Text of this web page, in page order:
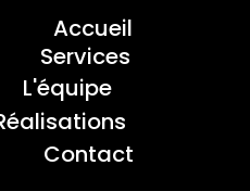
Accueil
Services
L'équipe
Contact